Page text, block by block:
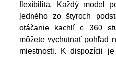
flexibilita. Každý model
jedného zo štyroch
otáčanie kachlí o 360
môžete vychutnať pohľad
miestnosti. K dispozícii